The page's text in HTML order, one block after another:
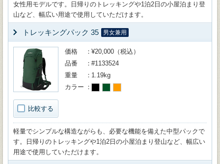
女性用モデルです。日帰りのトレッキングや1泊2日の小屋泊まり登
山など、幅広い用途で使用していただけます。
トレッキングパック 35 男女兼用
比較する
価格
¥20,000（税込）
品番
#1133524
重量
1.19kg
カラー
軽量でシンプルな構造ながらも、必要な機能を備えた中型パックで
す。日帰りのトレッキングや1泊2日の小屋泊まり登山など、幅広い
用途で使用していただけます。